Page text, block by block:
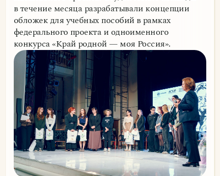
в течение месяца разрабатывали концепции
обложек для учебных пособий в рамках
федерального проекта и одноименного
конкурса «Край родной — моя Россия».